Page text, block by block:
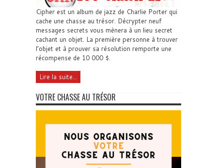
Cipher est un album de jazz de Charlie Porter qui
cache une chasse au trésor. Décrypter neuf
messages secrets vous mènera à un lieu secret
cachant un objet. La première personne à trouver
l’objet et à prouver sa résolution remporte une
récompense de 10 000 $.
Lire la suite...
VOTRE CHASSE AU TRÉSOR